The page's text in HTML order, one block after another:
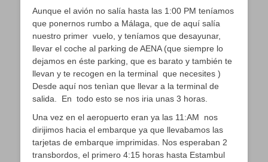
Aunque el avión no salía hasta las 1:00 PM teníamos
que ponernos rumbo a Málaga, que de aquí salía
nuestro primer vuelo, y teníamos que desayunar,
llevar el coche al parking de AENA (que siempre lo
dejamos en éste parking, que es barato y también te
llevan y te recogen en la terminal que necesites )
Desde aquí nos tenìan que llevar a la terminal de
salida. En todo esto se nos iria unas 3 horas.
Una vez en el aeropuerto eran ya las 11:AM nos
dirijimos hacia el embarque ya que llevabamos las
tarjetas de embarque imprimidas. Nos esperaban 2
transbordos, el primero 4:15 horas hasta Estambul